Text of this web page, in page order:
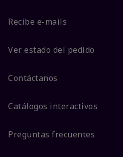
Recibe e-mails
Ver estado del pedido
Contáctanos
Catálogos interactivos
Preguntas frecuentes